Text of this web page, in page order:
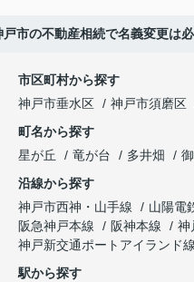
戸市の不動産相続で名義変更は
市区町村から探す
神戸市垂水区
神戸市須磨区
町名から探す
星が丘
竜が台 多井畑
沿線から探す
神戸市西神・山手線
山陽電
阪急神戸本線
阪神本線
神
神戸新交通ポートアイランド線
駅から探す